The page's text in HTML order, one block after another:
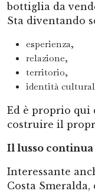
bottiglia da
Sta diventando
esperienza,
relazione,
territorio,
identità
Ed è proprio qui
costruire il
Il lusso continua
Interessante
Costa